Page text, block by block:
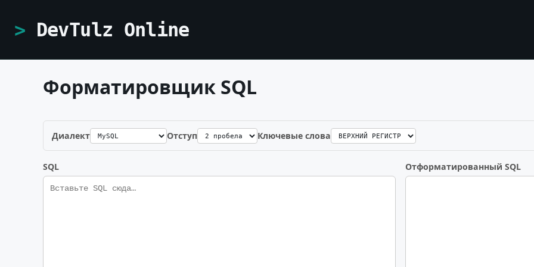
DevTulz Online
Форматировщик SQL
Диалект Отступ Ключевые слова
SQL Отформатированный SQL